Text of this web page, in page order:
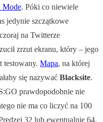
Mode. Póki co niewiele
jedynie szczątkowe
na Twitterze
zrzut ekranu, który – jego
testowany. Mapa, na której
się nazywać Blacksite.
prawdopodobnie nie
nie ma co liczyć na 100
32 lub ewentualnie 64.